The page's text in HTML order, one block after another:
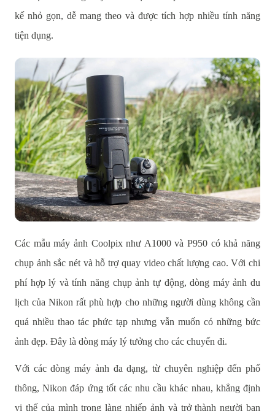
kế nhỏ gọn, dễ mang theo và được tích hợp nhiều tính năng
tiện dụng.
Các mẫu máy ảnh Coolpix như A1000 và P950 có khả năng
chụp ảnh sắc nét và hỗ trợ quay video chất lượng cao. Với chi
phí hợp lý và tính năng chụp ảnh tự động, dòng máy ảnh du
lịch của Nikon rất phù hợp cho những người dùng không cần
quá nhiều thao tác phức tạp nhưng vẫn muốn có những bức
ảnh đẹp. Đây là dòng máy lý tưởng cho các chuyến đi.
Với các dòng máy ảnh đa dạng, từ chuyên nghiệp đến phổ
thông, Nikon đáp ứng tốt các nhu cầu khác nhau, khẳng định
vị thế của mình trong làng nhiếp ảnh và trở thành người bạn